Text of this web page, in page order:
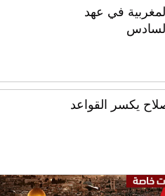
في عهد
يكسر القواعد